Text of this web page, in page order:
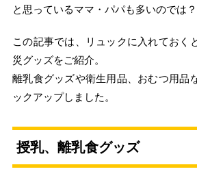
と思っているママ・パパも多いのでは？
この記事では、リュックに入れておく
災グッズをご紹介。
離乳食グッズや衛生用品、おむつ用品
ックアップしました。
授乳、離乳食グッズ